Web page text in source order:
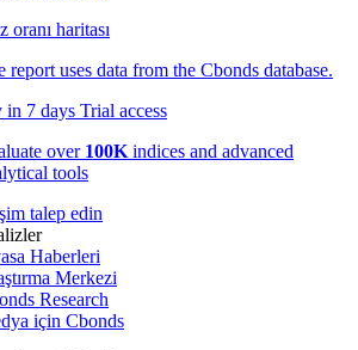
oranı haritası
report uses data from the Cbonds database.
in 7 days Trial access
over 100K indices and advanced
tools
talep edin
Haberleri
Merkezi
Research
için Cbonds